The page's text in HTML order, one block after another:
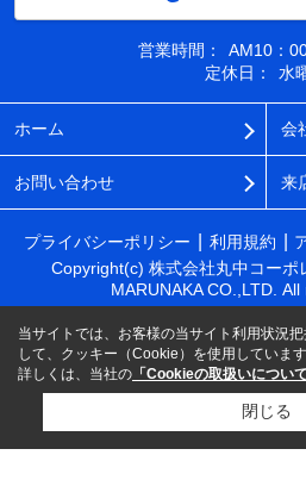
営業時間：
AM10：
定休日：
水
ホーム 会
お問い合わせ 来
プライバシーポリシー 利用規約
Copyright(c) 株式会社丸中コー
MARUNAKA CO.,LTD. All
当サイトでは、お客様の当サイト利用状況
して、クッキー（Cookie）を使用しています
詳しくは、当社の 「Cookieの取扱いについて
閉じる